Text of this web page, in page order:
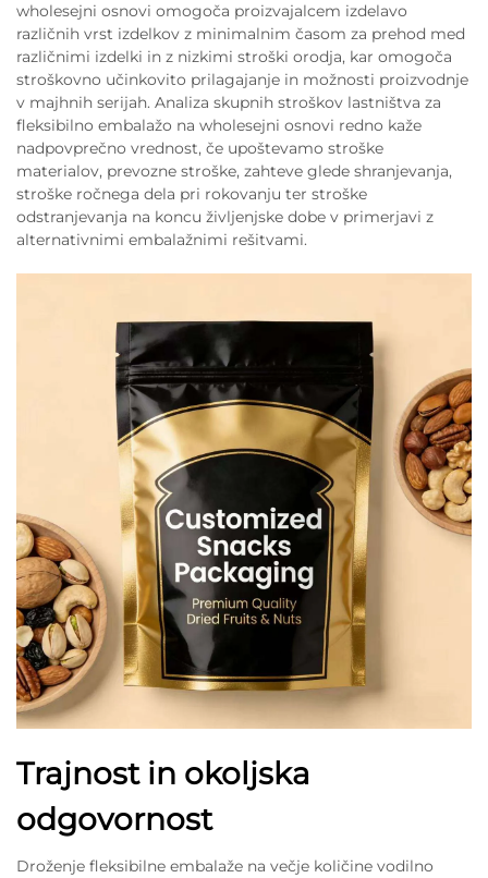
wholesejni osnovi omogoča proizvajalcem izdelavo
različnih vrst izdelkov z minimalnim časom za prehod med
različnimi izdelki in z nizkimi stroški orodja, kar omogoča
stroškovno učinkovito prilagajanje in možnosti proizvodnje
v majhnih serijah. Analiza skupnih stroškov lastništva za
fleksibilno embalažo na wholesejni osnovi redno kaže
nadpovprečno vrednost, če upoštevamo stroške
materialov, prevozne stroške, zahteve glede shranjevanja,
stroške ročnega dela pri rokovanju ter stroške
odstranjevanja na koncu življenjske dobe v primerjavi z
alternativnimi embalažnimi rešitvami.
Trajnost in okoljska
odgovornost
Droženje fleksibilne embalaže na večje količine vodilno